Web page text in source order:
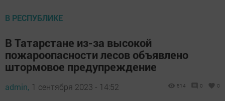
В РЕСПУБЛИКЕ
В Татарстане из-за высокой
пожароопасности лесов объявлено
штормовое предупреждение
admin, 1 сентября 2023 - 14:52 514 0 0